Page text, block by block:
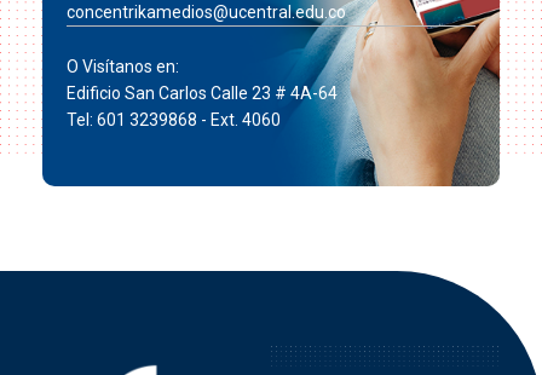
concentrikamedios@ucentral.edu.co
O Visítanos en:
Edificio San Carlos Calle 23 # 4A-64
Tel: 601 3239868 - Ext. 4060